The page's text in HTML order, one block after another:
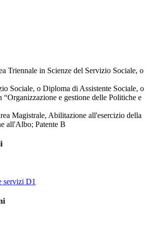
Triennale in Scienze del Servizio Sociale, o
Sociale, o Diploma di Assistente Sociale, o
“Organizzazione e gestione delle Politiche e
Magistrale, Abilitazione all'esercizio della
all'Albo; Patente B
servizi D1